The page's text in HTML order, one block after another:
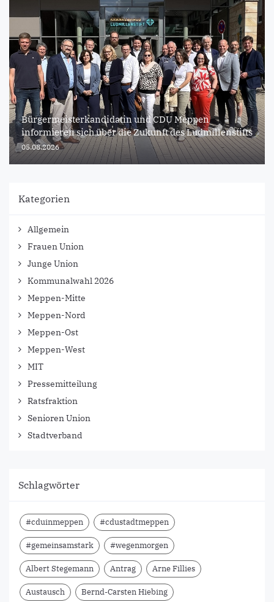
Bürgermeisterkandidatin und CDU Meppen
informieren sich über die Zukunft des Ludmillenstifts
05.08.2026
Kategorien
Allgemein
Frauen Union
Junge Union
Kommunalwahl 2026
Meppen-Mitte
Meppen-Nord
Meppen-Ost
Meppen-West
MIT
Pressemitteilung
Ratsfraktion
Senioren Union
Stadtverband
Schlagwörter
#cduinmeppen #cdustadtmeppen
#gemeinsamstark #wegenmorgen
Albert Stegemann Antrag Arne Fillies
Austausch Bernd-Carsten Hiebing